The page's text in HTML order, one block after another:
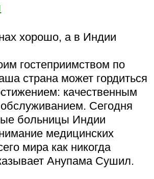
хорошо, а в Индии
гостеприимством по
страна может гордиться
качественным
Сегодня
больницы Индии
медицинских
мира как никогда
Анупама Сушил.